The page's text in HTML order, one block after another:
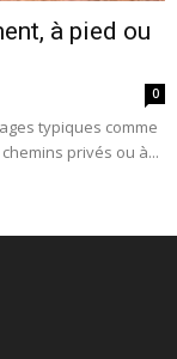
à pied ou
0
typiques comme
privés ou à...